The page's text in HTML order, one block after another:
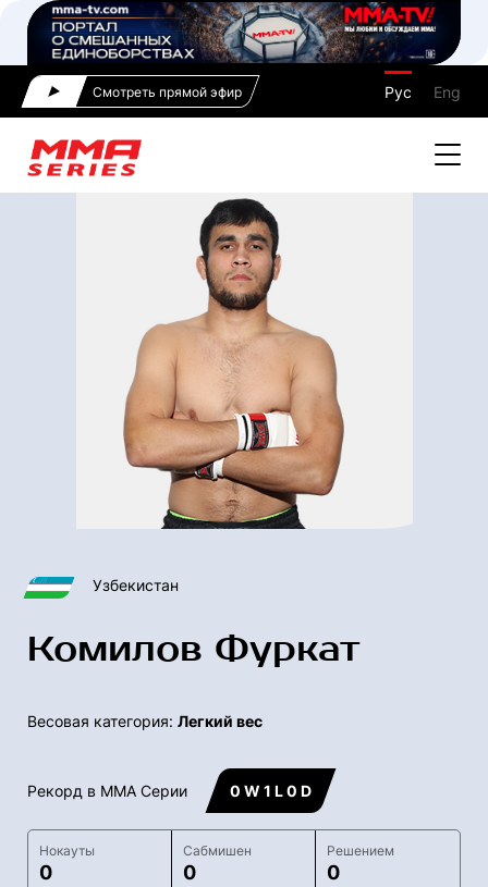
Смотреть прямой эфир Рус Eng
Узбекистан
Комилов Фуркат
Весовая категория: Легкий вес
Рекорд в ММА Серии 0 W 1 L 0 D
Нокауты
0
Сабмишен
0
Решением
0